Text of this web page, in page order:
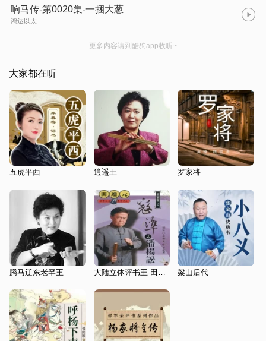
响马传-第0020集-一捆大葱
鸿达以太
更多内容请到酷狗app收听~
大家都在听
五虎平西 逍遥王 罗家将
腾马辽东老罕王 梁山后代